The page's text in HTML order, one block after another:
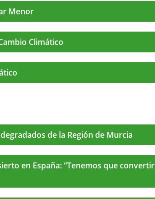
Menor
Climático
de la Región de Murcia
en España: “Tenemos que convertir